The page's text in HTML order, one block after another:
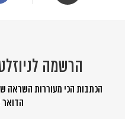
הרשמה
הכתבות הכי מעוררות השראה